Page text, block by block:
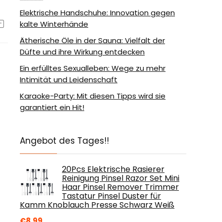
Elektrische Handschuhe: Innovation gegen
kalte Winterhände
Ätherische Öle in der Sauna: Vielfalt der
Düfte und ihre Wirkung entdecken
Ein erfülltes Sexualleben: Wege zu mehr
Intimität und Leidenschaft
Karaoke-Party: Mit diesen Tipps wird sie
garantiert ein Hit!
Angebot des Tages!!
20Pcs Elektrische Rasierer
Reinigung Pinsel Razor Set Mini
Haar Pinsel Remover Trimmer
Tastatur Pinsel Duster für
Kamm Knoblauch Presse Schwarz Weiß